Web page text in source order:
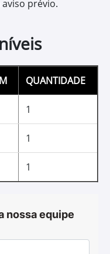
e alta
mínima; O
Hy-GARD™ é
Deere e não é
O Hy-Gard™
JDM J20C.